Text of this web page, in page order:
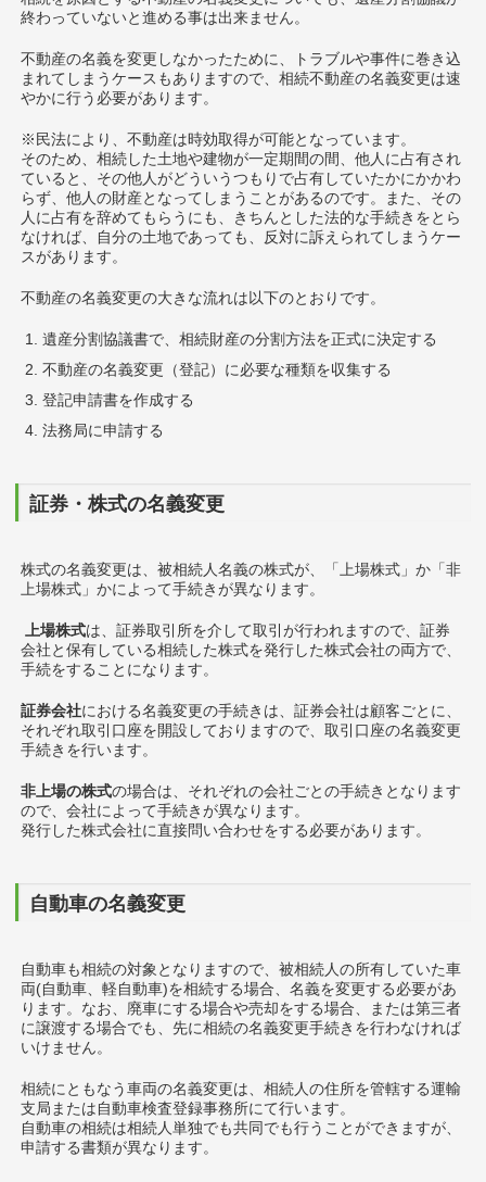
終わっていないと進める事は出来ません。
不動産の名義を変更しなかったために、トラブルや事件に巻き込
まれてしまうケースもありますので、相続不動産の名義変更は速
やかに行う必要があります。
※民法により、不動産は時効取得が可能となっています。
そのため、相続した土地や建物が一定期間の間、他人に占有され
ていると、その他人がどういうつもりで占有していたかにかかわ
らず、他人の財産となってしまうことがあるのです。また、その
人に占有を辞めてもらうにも、きちんとした法的な手続きをとら
なければ、自分の土地であっても、反対に訴えられてしまうケー
スがあります。
不動産の名義変更の大きな流れは以下のとおりです。
遺産分割協議書で、相続財産の分割方法を正式に決定する
不動産の名義変更（登記）に必要な種類を収集する
登記申請書を作成する
法務局に申請する
証券・株式の名義変更
株式の名義変更は、被相続人名義の株式が、「上場株式」か「非
上場株式」かによって手続きが異なります。
上場株式は、証券取引所を介して取引が行われますので、証券
会社と保有している相続した株式を発行した株式会社の両方で、
手続をすることになります。
証券会社における名義変更の手続きは、証券会社は顧客ごとに、
それぞれ取引口座を開設しておりますので、取引口座の名義変更
手続きを行います。
非上場の株式の場合は、それぞれの会社ごとの手続きとなります
ので、会社によって手続きが異なります。
発行した株式会社に直接問い合わせをする必要があります。
自動車の名義変更
自動車も相続の対象となりますので、被相続人の所有していた車
両(自動車、軽自動車)を相続する場合、名義を変更する必要があ
ります。なお、廃車にする場合や売却をする場合、または第三者
に譲渡する場合でも、先に相続の名義変更手続きを行わなければ
いけません。
相続にともなう車両の名義変更は、相続人の住所を管轄する運輸
支局または自動車検査登録事務所にて行います。
自動車の相続は相続人単独でも共同でも行うことができますが、
申請する書類が異なります。